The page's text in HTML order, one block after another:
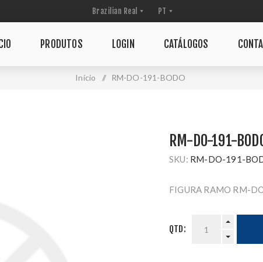
PRODUTOS LOGIN CATÁLOGOS
Início / RM-DO-191-BODO
RM-DO-191-
SKU: RM-DO-191-
FIGURA RAMO RM-
QTD: